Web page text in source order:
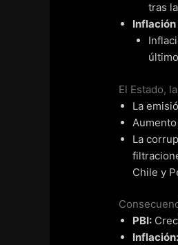
tras
El Estado,
La
La
Chile y
PBI:
Inflación: